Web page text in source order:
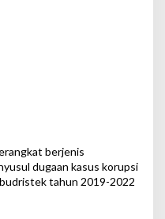
berjenis
dugaan kasus korupsi
tahun 2019-2022